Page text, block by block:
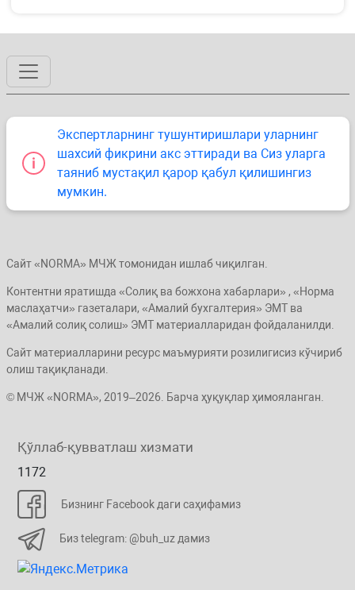
Экспертларнинг тушунтиришлари уларнинг
шахсий фикрини акс эттиради ва Сиз уларга
таяниб мустақил қарор қабул қилишингиз
мумкин.
Сайт «NORMA» МЧЖ томонидан ишлаб чиқилган.
Контентни яратишда «Солиқ ва божхона хабарлари» , «Норма
маслаҳатчи» газеталари, «Амалий бухгалтерия» ЭМТ ва
«Амалий солиқ солиш» ЭМТ материалларидан фойдаланилди.
Сайт материалларини ресурс маъмурияти розилигисиз кўчириб
олиш тақиқланади.
© МЧЖ «NORMA», 2019–2026. Барча ҳуқуқлар ҳимояланган.
Қўллаб-қувватлаш хизмати
1172
Бизнинг Facebook даги саҳифамиз
Биз telegram: @buh_uz дамиз